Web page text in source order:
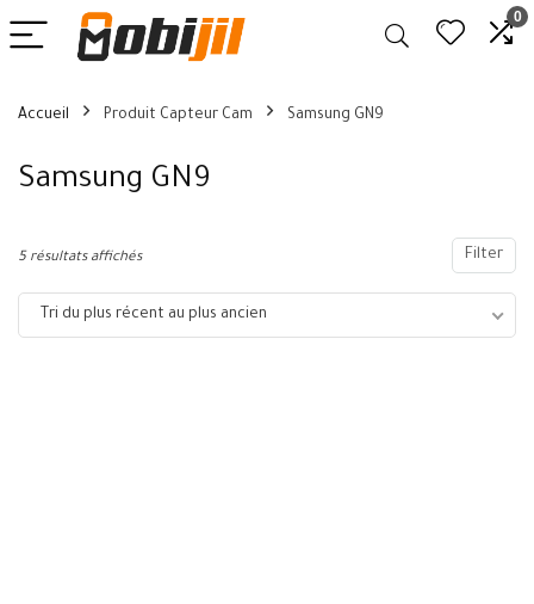
0
Accueil Produit Capteur Cam Samsung GN9
Samsung GN9
Filter
5 résultats affichés
Tri du plus récent au plus ancien